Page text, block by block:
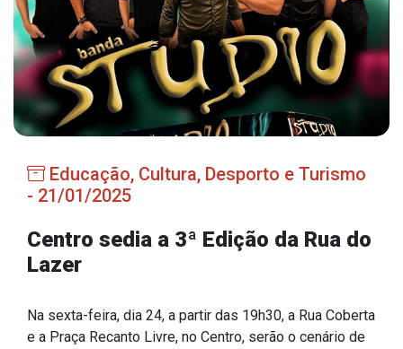
Secretarias
Administração
Agricultura e Meio Ambiente
Educação, Cultura, Desporto e Turismo
Saúde
Serviços
Educação, Cultura, Desporto e Turismo
- 21/01/2025
Centro sedia a 3ª Edição da Rua do
Lazer
Na sexta-feira, dia 24, a partir das 19h30, a Rua Coberta
e a Praça Recanto Livre, no Centro, serão o cenário de